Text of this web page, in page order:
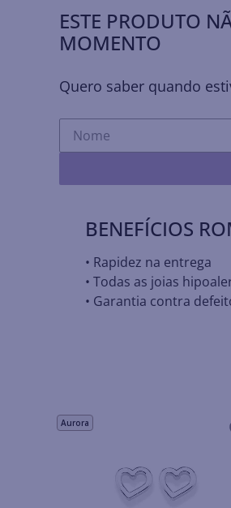
ESTE PRODUTO
MOMENTO
Quero saber quando
BENEFÍCIOS
• Rapidez na entrega
• Todas as joias
• Garantia contra
Aurora